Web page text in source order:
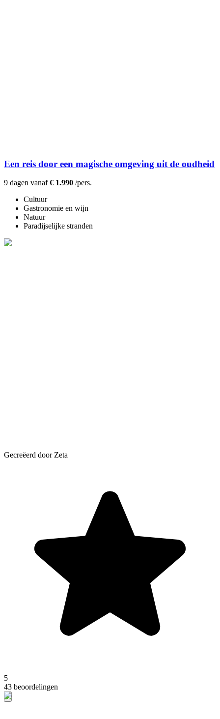
Een reis door een magische omgeving uit de oudheid
9 dagen vanaf€ 1.990 /pers.
Cultuur
Gastronomie en wijn
Natuur
Paradijselijke stranden
Gecreëerd door Zeta
5
43 beoordelingen